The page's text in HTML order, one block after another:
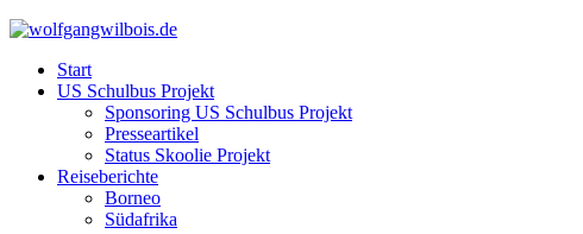
Start
US Schulbus Projekt
Sponsoring US Schulbus Projekt
Presseartikel
Status Skoolie Projekt
Reiseberichte
Borneo
Südafrika